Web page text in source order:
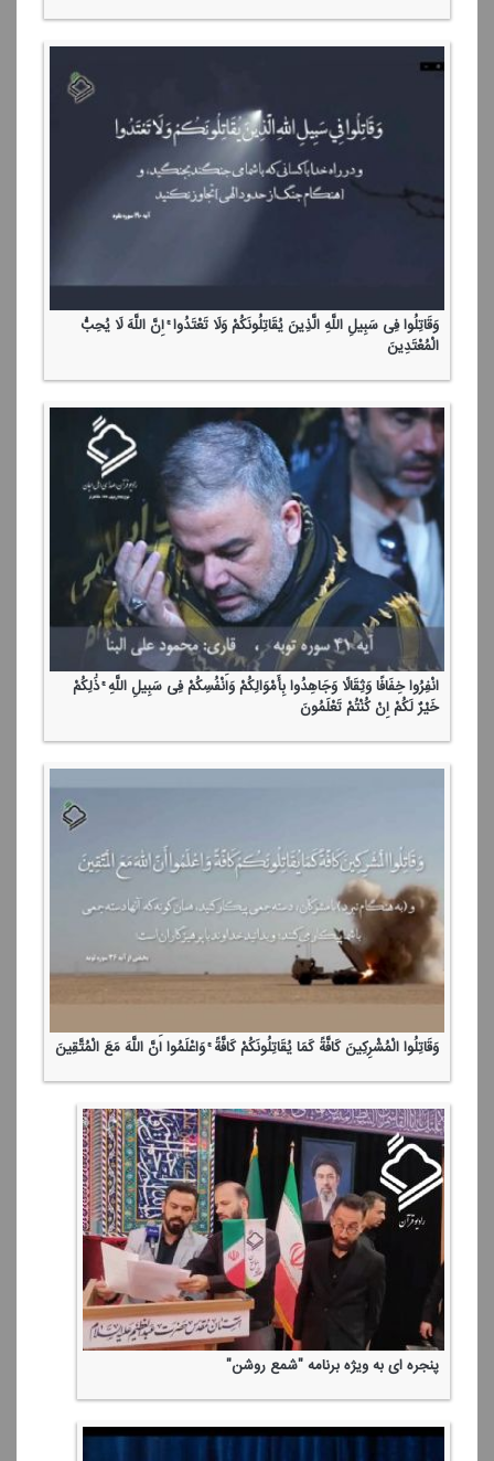
وَقَاتِلُوا فِی سَبِیلِ اللَّهِ الَّذِینَ یُقَاتِلُونَكُمْ وَلَا تَعْتَدُوا ۚ إِنَّ اللَّهَ لَا یُحِبُّ
الْمُعْتَدِینَ
انْفِرُوا خِفَافًا وَثِقَالًا وَجَاهِدُوا بِأَمْوَالِكُمْ وَأَنْفُسِكُمْ فِی سَبِیلِ اللَّهِ ۚ ذَٰلِكُمْ
خَیْرٌ لَكُمْ إِنْ كُنْتُمْ تَعْلَمُونَ
وَقَاتِلُوا الْمُشْرِكِینَ كَافَّةً كَمَا یُقَاتِلُونَكُمْ كَافَّةً ۚ وَاعْلَمُوا أَنَّ اللَّهَ مَعَ الْمُتَّقِینَ
پنجره ای به ویژه برنامه "شمع روشن"